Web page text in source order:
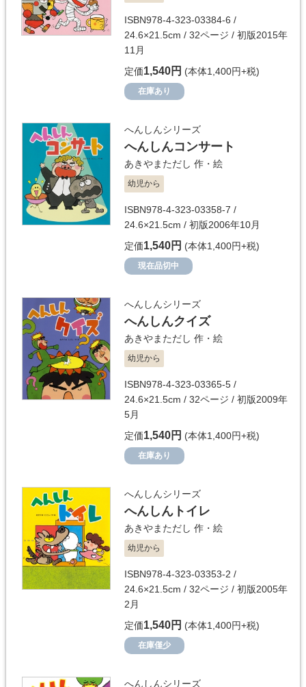
ISBN978-4-323-03384-6 /
24.6×21.5cm / 32ページ / 初版2015年
11月
定価1,540円 (本体1,400円+税)
在庫あり
へんしんシリーズ
へんしんコンサート
あきやまただし 作・絵
幼児から
ISBN978-4-323-03358-7 /
24.6×21.5cm / 初版2006年10月
定価1,540円 (本体1,400円+税)
現在品切中
へんしんシリーズ
へんしんクイズ
あきやまただし 作・絵
幼児から
ISBN978-4-323-03365-5 /
24.6×21.5cm / 32ページ / 初版2009年
5月
定価1,540円 (本体1,400円+税)
在庫あり
へんしんシリーズ
へんしんトイレ
あきやまただし 作・絵
幼児から
ISBN978-4-323-03353-2 /
24.6×21.5cm / 32ページ / 初版2005年
2月
定価1,540円 (本体1,400円+税)
在庫僅少
へんしんシリーズ